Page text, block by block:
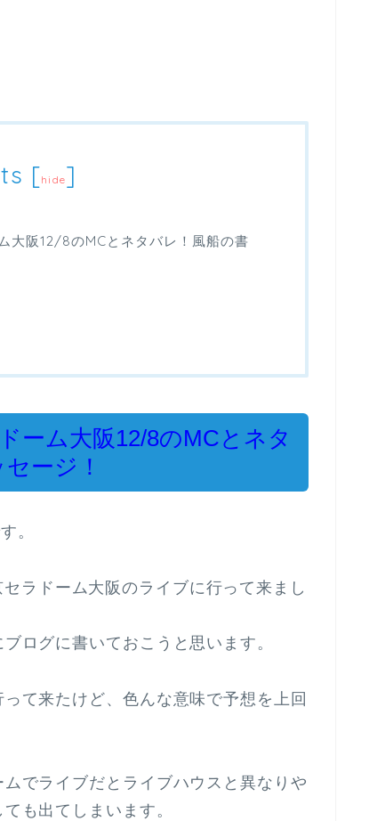
[hide]
大阪12/8のMCとネタバレ！風船の書
ーム大阪12/8のMCとネタ
ージ！
。
ラドーム大阪のライブに行って来まし
ログに書いておこうと思います。
て来たけど、色んな意味で予想を上回
でライブだとライブハウスと異なりや
も出てしまいます。